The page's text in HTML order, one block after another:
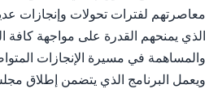
معاصرتهم لفترات تحولات وإنجازات
الذي يمنحهم القدرة على مواجهة كافة
والمساهمة في مسيرة الإنجازات
ويعمل البرنامج الذي يتضمن إطلاق